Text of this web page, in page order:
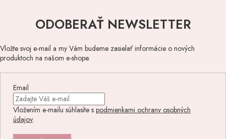
ODOBERAŤ NEWSLETTER
Vložte svoj e-mail a my Vám budeme zasielať informácie o nových
produktoch na našom e-shope.
Email
Vložením e-mailu súhlasíte s podmienkami ochrany osobných
údajov.